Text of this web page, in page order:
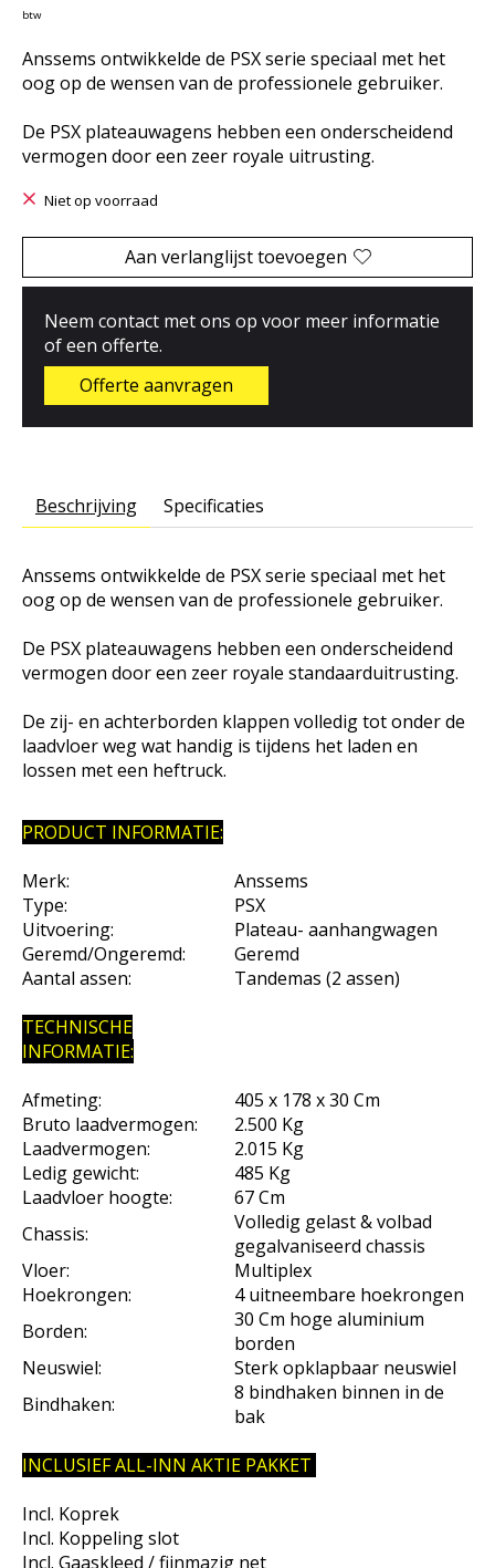
btw
Anssems ontwikkelde de PSX serie speciaal met het
oog op de wensen van de professionele gebruiker.
De PSX plateauwagens hebben een onderscheidend
vermogen door een zeer royale uitrusting.
Niet op voorraad
Aan verlanglijst toevoegen
Neem contact met ons op voor meer informatie
of een offerte.
Offerte aanvragen
Beschrijving Specificaties
Anssems ontwikkelde de PSX serie speciaal met het
oog op de wensen van de professionele gebruiker.
De PSX plateauwagens hebben een onderscheidend
vermogen door een zeer royale standaarduitrusting.
De zij- en achterborden klappen volledig tot onder de
laadvloer weg wat handig is tijdens het laden en
lossen met een heftruck.
PRODUCT INFORMATIE:
Merk:
Anssems
Type:
PSX
Uitvoering:
Plateau- aanhangwagen
Geremd/Ongeremd:
Geremd
Aantal assen:
Tandemas (2 assen)
TECHNISCHE
INFORMATIE:
Afmeting:
405 x 178 x 30 Cm
Bruto laadvermogen:
2.500 Kg
Laadvermogen:
2.015 Kg
Ledig gewicht:
485 Kg
Laadvloer hoogte:
67 Cm
Chassis:
Volledig gelast & volbad
gegalvaniseerd chassis
Vloer:
Multiplex
Hoekrongen:
4 uitneembare hoekrongen
Borden:
30 Cm hoge aluminium
borden
Neuswiel:
Sterk opklapbaar neuswiel
Bindhaken:
8 bindhaken binnen in de
bak
INCLUSIEF ALL-INN AKTIE PAKKET
Incl. Koprek
Incl. Koppeling slot
Incl. Gaaskleed / fijnmazig net